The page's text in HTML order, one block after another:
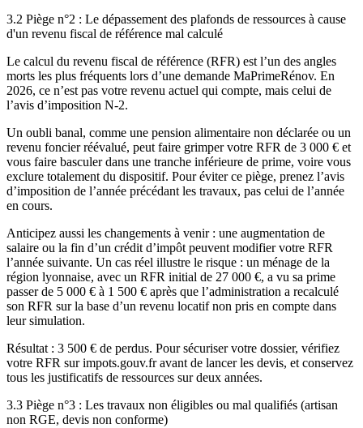
3.2 Piège n°2 : Le dépassement des plafonds de ressources à cause
d'un revenu fiscal de référence mal calculé
Le calcul du revenu fiscal de référence (RFR) est l’un des angles
morts les plus fréquents lors d’une demande MaPrimeRénov. En
2026, ce n’est pas votre revenu actuel qui compte, mais celui de
l’avis d’imposition N-2.
Un oubli banal, comme une pension alimentaire non déclarée ou un
revenu foncier réévalué, peut faire grimper votre RFR de 3 000 € et
vous faire basculer dans une tranche inférieure de prime, voire vous
exclure totalement du dispositif. Pour éviter ce piège, prenez l’avis
d’imposition de l’année précédant les travaux, pas celui de l’année
en cours.
Anticipez aussi les changements à venir : une augmentation de
salaire ou la fin d’un crédit d’impôt peuvent modifier votre RFR
l’année suivante. Un cas réel illustre le risque : un ménage de la
région lyonnaise, avec un RFR initial de 27 000 €, a vu sa prime
passer de 5 000 € à 1 500 € après que l’administration a recalculé
son RFR sur la base d’un revenu locatif non pris en compte dans
leur simulation.
Résultat : 3 500 € de perdus. Pour sécuriser votre dossier, vérifiez
votre RFR sur impots.gouv.fr avant de lancer les devis, et conservez
tous les justificatifs de ressources sur deux années.
3.3 Piège n°3 : Les travaux non éligibles ou mal qualifiés (artisan
non RGE, devis non conforme)